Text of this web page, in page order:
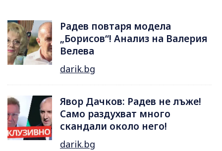
Радев повтаря модела
„Борисов“! Анализ на Валерия
Велева
darik.bg
Явор Дачков: Радев не лъже!
Само раздухват много
скандали около него!
darik.bg